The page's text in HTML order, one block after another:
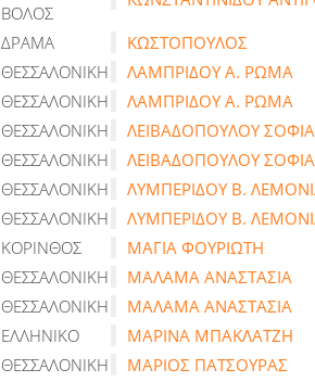
ΒΟΛΟΣ
ΔΡΑΜΑ
ΚΩΣΤΟΠΟΥΛΟΣ
ΘΕΣΣΑΛΟΝΙΚΗ
ΛΑΜΠΡΙΔΟΥ Α. ΡΩΜΑ
ΘΕΣΣΑΛΟΝΙΚΗ
ΛΑΜΠΡΙΔΟΥ Α. ΡΩΜΑ
ΘΕΣΣΑΛΟΝΙΚΗ
ΛΕΙΒΑΔΟΠΟΥΛΟΥ ΣΟΦΙΑ
ΘΕΣΣΑΛΟΝΙΚΗ
ΛΕΙΒΑΔΟΠΟΥΛΟΥ ΣΟΦΙΑ
ΘΕΣΣΑΛΟΝΙΚΗ
ΛΥΜΠΕΡΙΔΟΥ Β.
ΘΕΣΣΑΛΟΝΙΚΗ
ΛΥΜΠΕΡΙΔΟΥ Β.
ΚΟΡΙΝΘΟΣ
ΜΑΓΙΑ ΦΟΥΡΙΩΤΗ
ΘΕΣΣΑΛΟΝΙΚΗ
ΜΑΛΑΜΑ ΑΝΑΣΤΑΣΙΑ
ΘΕΣΣΑΛΟΝΙΚΗ
ΜΑΛΑΜΑ ΑΝΑΣΤΑΣΙΑ
ΕΛΛΗΝΙΚΟ
ΜΑΡΙΝΑ ΜΠΑΚΛΑΤΖΗ
ΘΕΣΣΑΛΟΝΙΚΗ
ΜΑΡΙΟΣ ΠΑΤΣΟΥΡΑΣ